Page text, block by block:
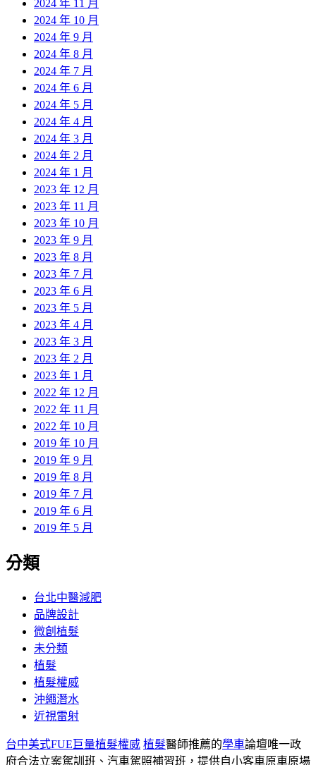
2024 年 11 月
2024 年 10 月
2024 年 9 月
2024 年 8 月
2024 年 7 月
2024 年 6 月
2024 年 5 月
2024 年 4 月
2024 年 3 月
2024 年 2 月
2024 年 1 月
2023 年 12 月
2023 年 11 月
2023 年 10 月
2023 年 9 月
2023 年 8 月
2023 年 7 月
2023 年 6 月
2023 年 5 月
2023 年 4 月
2023 年 3 月
2023 年 2 月
2023 年 1 月
2022 年 12 月
2022 年 11 月
2022 年 10 月
2019 年 10 月
2019 年 9 月
2019 年 8 月
2019 年 7 月
2019 年 6 月
2019 年 5 月
分類
台北中醫減肥
品牌設計
微創植髮
未分類
植髮
植髮權威
沖繩潛水
近視雷射
台中美式FUE巨量植髮權威 植髮醫師推薦的學車論壇唯一政
府合法立案駕訓班、汽車駕照補習班，提供自小客車原車原場